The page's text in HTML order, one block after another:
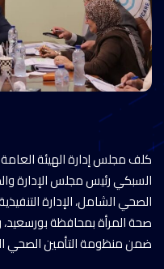
كلف مجلس إدارة الهيئة العامة
السبكي رئيس مجلس الإدارة
الصحي الشامل، الإدارة
صحة المرأة بمحافظة
ضمن منظومة التأمين الصحي